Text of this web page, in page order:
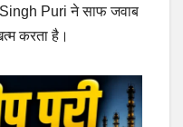
Puri ने साफ जवाब
करता है।